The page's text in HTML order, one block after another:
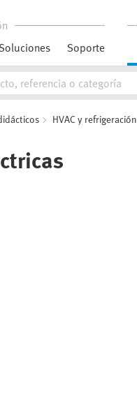
Soluciones Soporte
HVAC y refrigeración